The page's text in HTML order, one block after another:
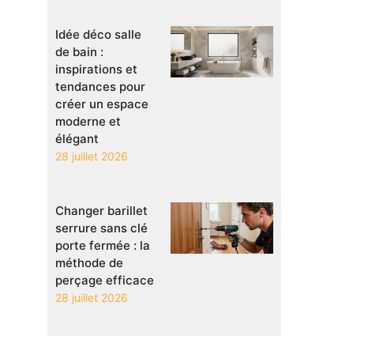
Idée déco salle
de bain :
inspirations et
tendances pour
créer un espace
moderne et
élégant
28 juillet 2026
Changer barillet
serrure sans clé
porte fermée : la
méthode de
perçage efficace
28 juillet 2026